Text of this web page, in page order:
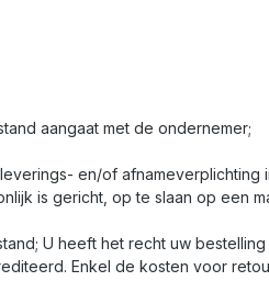
aangaat met de ondernemer;
en/of afnameverplichting
is gericht, op te slaan op een
U heeft het recht uw
Enkel de kosten voor